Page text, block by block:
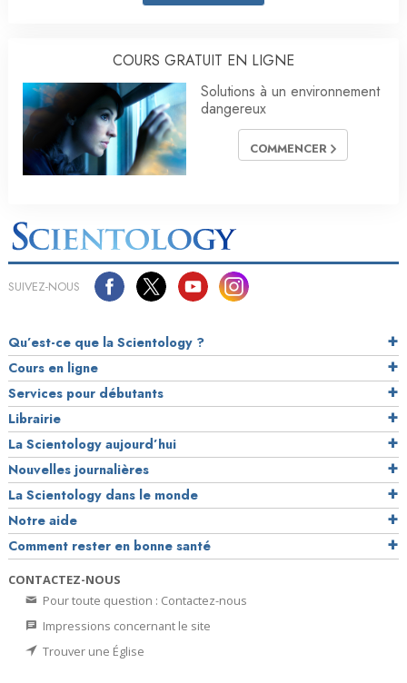
COURS GRATUIT EN LIGNE
Solutions à un environnement
dangereux
COMMENCER
SUIVEZ-NOUS
Qu’est-ce que la Scientology ?
Cours en ligne
Services pour débutants
Librairie
La Scientology aujourd’hui
Nouvelles journalières
La Scientology dans le monde
Notre aide
Comment rester en bonne santé
CONTACTEZ-NOUS
Pour toute question : Contactez-nous
Impressions concernant le site
Trouver une Église